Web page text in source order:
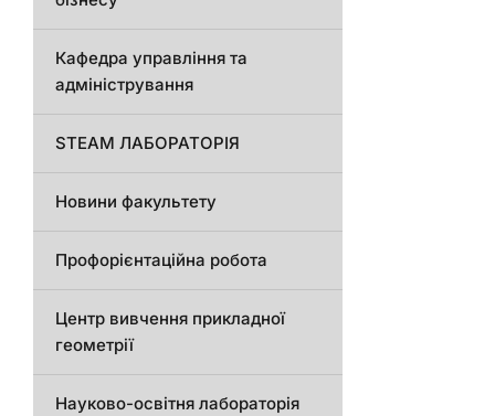
Кафедра управління та
адміністрування
STEAM ЛАБОРАТОРІЯ
Новини факультету
Профорієнтаційна робота
Центр вивчення прикладної
геометрії
Науково-освітня лабораторія